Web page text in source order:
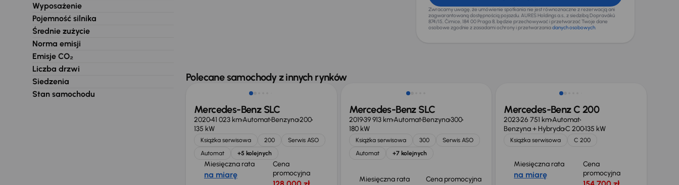
Wyposażenie
Pojemność silnika
Średnie zużycie
Norma emisji
Emisje CO₂
Liczba drzwi
Siedzenia
Stan samochodu
Zwracamy uwagę, że umówienie spotkania nie jest równoznaczne z rezerwacją ani
zagwarantowaną dostępnością pojazdu. AURES Holdings a.s., z siedzibą Dopraváků
874/15, Čimice, 184 00 Praga 8, będzie przechowywać i przetwarzać Twoje dane
osobowe zgodnie z zasadami ochrony i przetwarzaniadanych osobowych.
Polecane samochody z innych rynków
Mercedes-Benz SLC
202041 023 kmAutomatBenzyna200
135 kW
Książka serwisowa 200
Serwis ASO
Automat
+5 kolejnych
Miesięczna rata
na miarę
Cena
promocyjna
Mercedes-Benz SLC
201939 913 kmAutomatBenzyna300
180 kW
Książka serwisowa 300
Serwis ASO
Automat
+7 kolejnych
Miesięczna rata Cena promocyjna
Mercedes-Benz C 200
202326 751 kmAutomat
Benzyna + HybrydaC 200135 kW
Książka serwisowa C 200
Miesięczna rata
na miarę
Cena
promocyjna